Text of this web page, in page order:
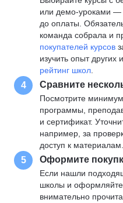
или демо-уроками —
до оплаты.
команда собрала и
покупателей курсов
изучить опыт
рейтинг школ
4 Сравните
Посмотрите
программы,
и сертификат.
например, за
доступ к материалам.
5 Оформите
Если нашли
школы и оформляйте
внимательно